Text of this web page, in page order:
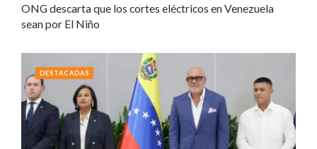
ONG descarta que los cortes eléctricos en Venezuela
sean por El Niño
DESTACADAS